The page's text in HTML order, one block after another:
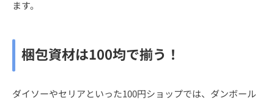
ます。
梱包資材は100均で揃う！
ダイソーやセリアといった100円ショップでは、ダンボール